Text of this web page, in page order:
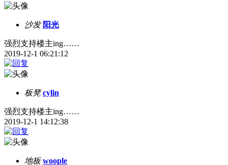
沙发 阳光
强烈支持楼主ing……
2019-12-1 06:21:12
板凳 cylin
强烈支持楼主ing……
2019-12-1 14:12:38
地板 woople